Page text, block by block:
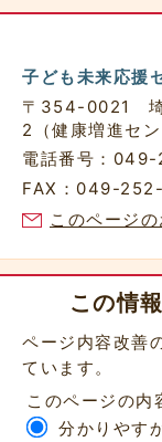
子ども未来応援
〒354-0021 埼
2（健康増進セン
電話番号：
FAX：049-
このページ
この情
ページ内容改善
ています。
このページの内
分かりやす